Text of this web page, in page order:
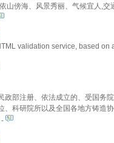
山傍海、风景秀丽、气候宜人,
，浓郁的学术氛围，人性化的管
validation service, based on
政部注册、依法成立的、受国务
、科研院所以及全国各地方铸造
15个分支机构；2009年2月，
。
-